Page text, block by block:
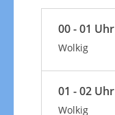
00 - 01 Uhr
Wolkig
01 - 02 Uhr
Wolkig